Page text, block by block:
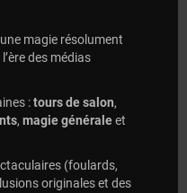
magie résolument
des médias
:tours de salon,
, magie généraleet
(foulards,
originales et des